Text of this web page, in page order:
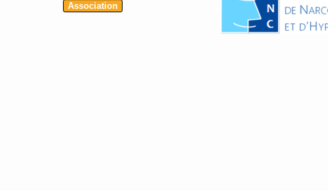
Association